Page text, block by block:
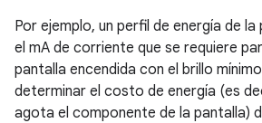
Por ejemplo, un perfil de energía de
el mA de corriente que se requiere
pantalla encendida con el brillo
determinar el costo de energía (es
agota el componente de la pantalla)